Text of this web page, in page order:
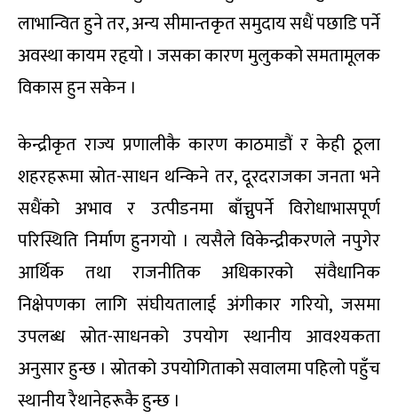
लाभान्वित हुने तर, अन्य सीमान्तकृत समुदाय सधैं पछाडि पर्ने
अवस्था कायम रहृयो । जसका कारण मुलुकको समतामूलक
विकास हुन सकेन ।
केन्द्रीकृत राज्य प्रणालीकै कारण काठमाडौं र केही ठूला
शहरहरूमा स्रोत-साधन थन्किने तर, दूरदराजका जनता भने
सधैंको अभाव र उत्पीडनमा बाँच्नुपर्ने विरोधाभासपूर्ण
परिस्थिति निर्माण हुनगयो । त्यसैले विकेन्द्रीकरणले नपुगेर
आर्थिक तथा राजनीतिक अधिकारको संवैधानिक
निक्षेपणका लागि संघीयतालाई अंगीकार गरियो, जसमा
उपलब्ध स्रोत-साधनको उपयोग स्थानीय आवश्यकता
अनुसार हुन्छ । स्रोतको उपयोगिताको सवालमा पहिलो पहुँच
स्थानीय रैथानेहरूकै हुन्छ ।